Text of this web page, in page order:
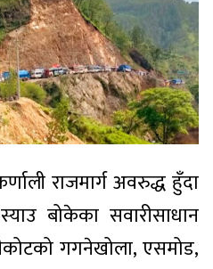
राजमार्ग अवरुद्ध हुँदा
बोकेका सवारीसाधान
गगनेखोला, एसमोड,